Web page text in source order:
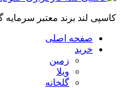
کاسپی لند برند معتبر سرمایه گذاری املاک (شعبه 1: گیلان، شعبه
صفحه اصلی
خرید
زمین
ویلا
گلخانه